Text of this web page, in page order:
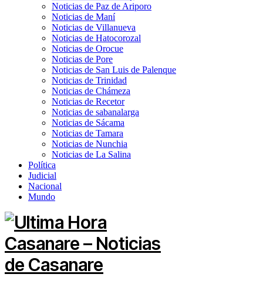
Noticias de Paz de Ariporo
Noticias de Maní
Noticias de Villanueva
Noticias de Hatocorozal
Noticias de Orocue
Noticias de Pore
Noticias de San Luis de Palenque
Noticias de Trinidad
Noticias de Chámeza
Noticias de Recetor
Noticias de sabanalarga
Noticias de Sácama
Noticias de Tamara
Noticias de Nunchia
Noticias de La Salina
Política
Judicial
Nacional
Mundo